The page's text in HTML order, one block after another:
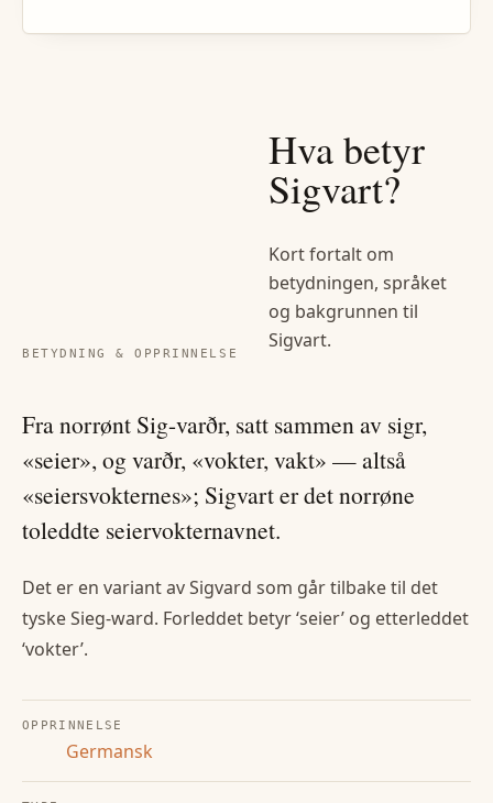
BETYDNING & OPPRINNELSE
Hva betyr
Sigvart?
Kort fortalt om
betydningen, språket
og bakgrunnen til
Sigvart.
Fra norrønt Sig-varðr, satt sammen av sigr,
«seier», og varðr, «vokter, vakt» — altså
«seiersvokternes»; Sigvart er det norrøne
toleddte seiervokternavnet.
Det er en variant av Sigvard som går tilbake til det
tyske Sieg-ward. Forleddet betyr ‘seier’ og etterleddet
‘vokter’.
OPPRINNELSE
Germansk